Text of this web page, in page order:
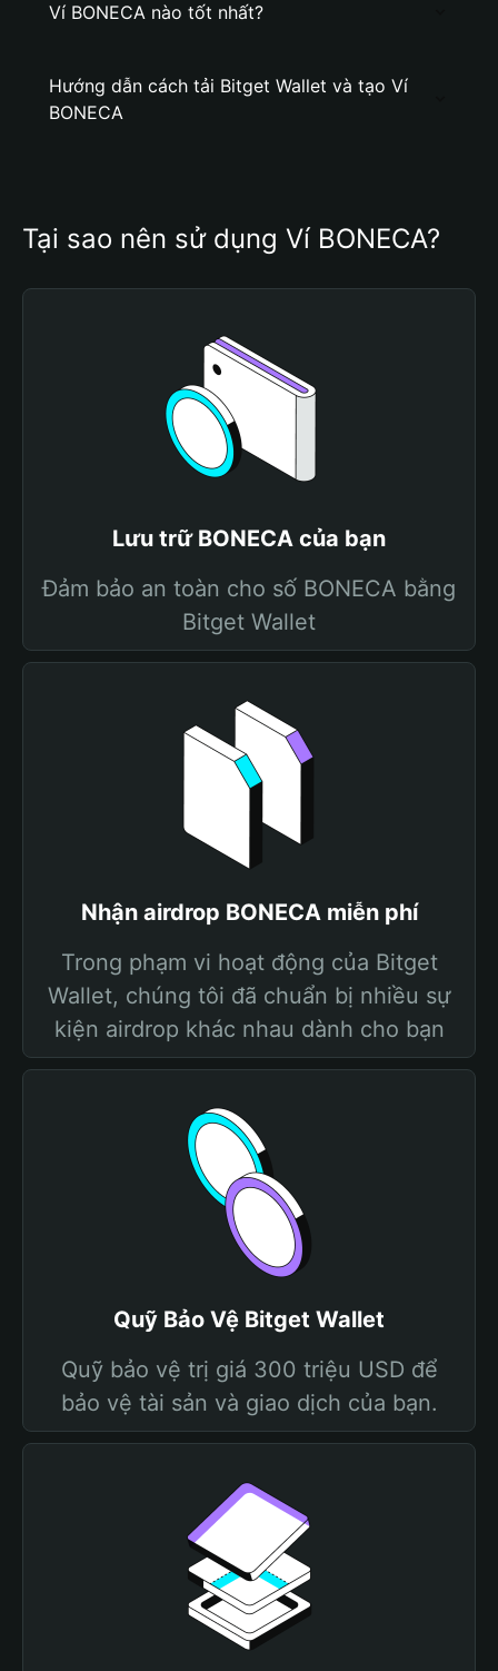
Ví BONECA nào tốt nhất?
Hướng dẫn cách tải Bitget Wallet và tạo Ví
BONECA
Tại sao nên sử dụng Ví BONECA?
Lưu trữ BONECA của bạn
Đảm bảo an toàn cho số BONECA bằng
Bitget Wallet
Nhận airdrop BONECA miễn phí
Trong phạm vi hoạt động của Bitget
Wallet, chúng tôi đã chuẩn bị nhiều sự
kiện airdrop khác nhau dành cho bạn
Quỹ Bảo Vệ Bitget Wallet
Quỹ bảo vệ trị giá 300 triệu USD để
bảo vệ tài sản và giao dịch của bạn.